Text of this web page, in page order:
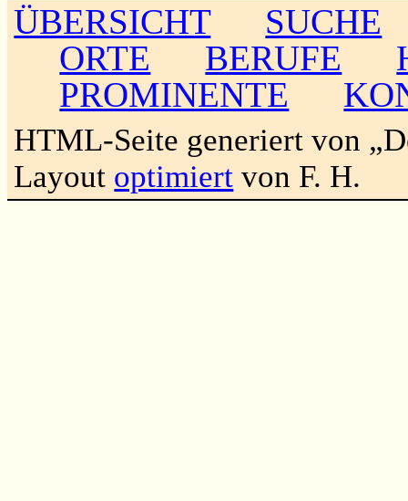
ÜBERSICHT
SUCHE
ORTE
BERUFE
PROMINENTE
HTML-Seite generiert von
Layout optimiert von F. H.